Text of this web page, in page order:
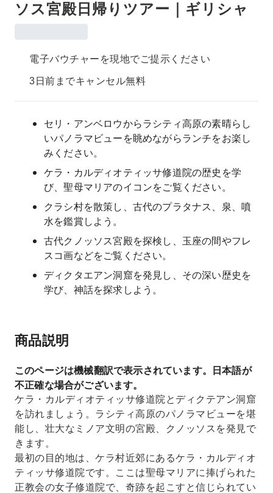
ソス宮殿日帰りツアー｜ギリシャ
電子バウチャーを現地でご提示ください
3日前までキャンセル無料
セリ・アンベロウからラシティ高原の素晴らし
いパノラマビューを眺めながらランチをお楽し
みください。
ケラ・カルディオティッサ修道院の歴史を学
び、聖母マリアのイコンをご覧ください。
クラシ村を散策し、古代のプラタナス、泉、噴
水を鑑賞しよう。
古代クノッソス宮殿を探検し、玉座の間やフレ
スコ画などをご覧ください。
ディクタエアン洞窟を発見し、その深い歴史を
学び、神話を探求しよう。
商品説明
このページは機械翻訳で表示されています。日本語が
不正確な場合がございます。
ケラ・カルディオティッサ修道院とディクテアン洞窟
を訪れましょう。ラシティ高原のパノラマビューを堪
能し、壮大なミノア文明の宮殿、クノッソスを発見で
きます。
最初の目的地は、ケラ村近郊にあるケラ・カルディオ
ティッサ修道院です。ここは聖母マリアに捧げられた
正教会の女子修道院で、奇跡を起こすと信じられてい